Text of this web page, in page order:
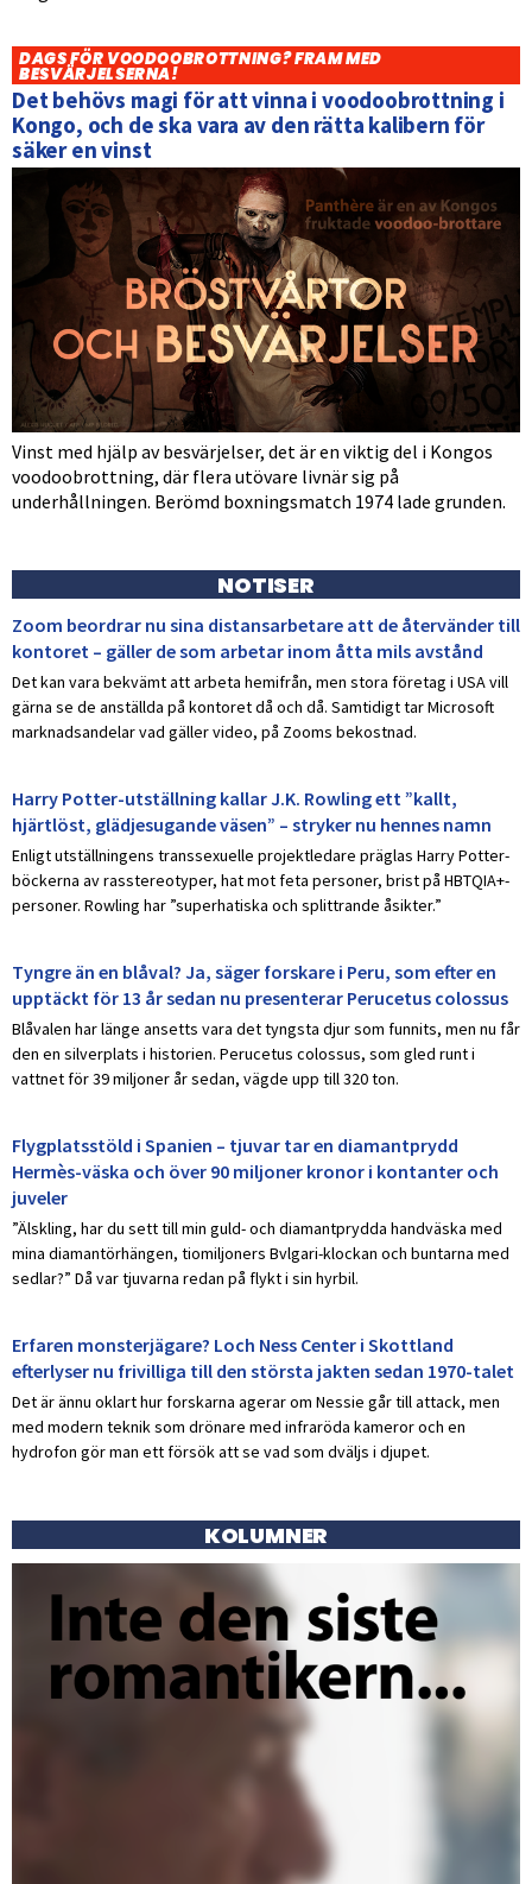
DAGS FÖR VOODOOBROTTNING? FRAM MED
BESVÄRJELSERNA!
Det behövs magi för att vinna i voodoobrottning i
Kongo, och de ska vara av den rätta kalibern för
säker en vinst
Vinst med hjälp av besvärjelser, det är en viktig del i Kongos
voodoobrottning, där flera utövare livnär sig på
underhållningen. Berömd boxningsmatch 1974 lade grunden.
NOTISER
Zoom beordrar nu sina distansarbetare att de återvänder till
kontoret – gäller de som arbetar inom åtta mils avstånd
Det kan vara bekvämt att arbeta hemifrån, men stora företag i USA vill
gärna se de anställda på kontoret då och då. Samtidigt tar Microsoft
marknadsandelar vad gäller video, på Zooms bekostnad.
Harry Potter-utställning kallar J.K. Rowling ett ”kallt,
hjärtlöst, glädjesugande väsen” – stryker nu hennes namn
Enligt utställningens transsexuelle projektledare präglas Harry Potter-
böckerna av rasstereotyper, hat mot feta personer, brist på HBTQIA+-
personer. Rowling har ”superhatiska och splittrande åsikter.”
Tyngre än en blåval? Ja, säger forskare i Peru, som efter en
upptäckt för 13 år sedan nu presenterar Perucetus colossus
Blåvalen har länge ansetts vara det tyngsta djur som funnits, men nu får
den en silverplats i historien. Perucetus colossus, som gled runt i
vattnet för 39 miljoner år sedan, vägde upp till 320 ton.
Flygplatsstöld i Spanien – tjuvar tar en diamantprydd
Hermès-väska och över 90 miljoner kronor i kontanter och
juveler
”Älskling, har du sett till min guld- och diamantprydda handväska med
mina diamantörhängen, tiomiljoners Bvlgari-klockan och buntarna med
sedlar?” Då var tjuvarna redan på flykt i sin hyrbil.
Erfaren monsterjägare? Loch Ness Center i Skottland
efterlyser nu frivilliga till den största jakten sedan 1970-talet
Det är ännu oklart hur forskarna agerar om Nessie går till attack, men
med modern teknik som drönare med infraröda kameror och en
hydrofon gör man ett försök att se vad som dväljs i djupet.
KOLUMNER